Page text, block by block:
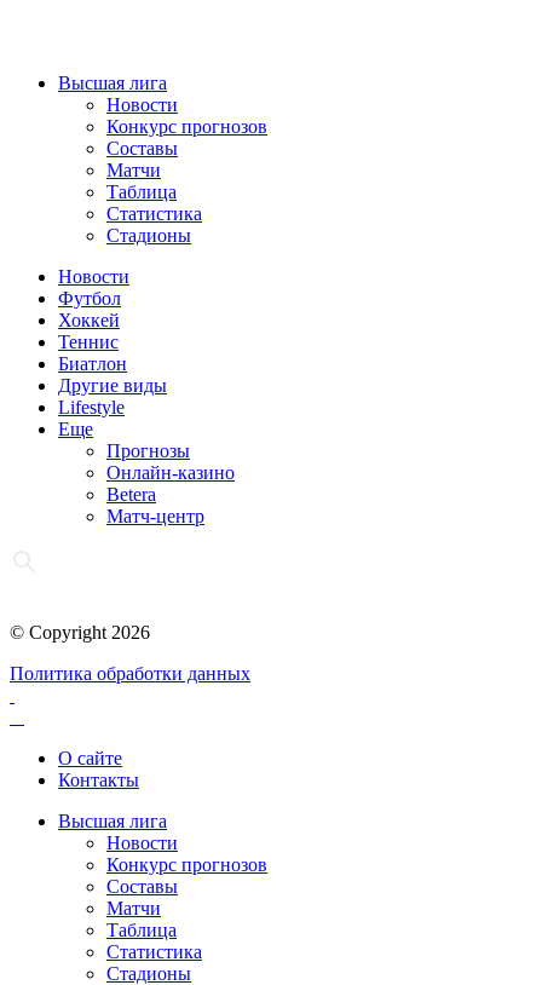
Высшая лига
Новости
Конкурс прогнозов
Составы
Матчи
Таблица
Статистика
Стадионы
Новости
Футбол
Хоккей
Теннис
Биатлон
Другие виды
Lifestyle
Еще
Прогнозы
Онлайн-казино
Betera
Матч-центр
© Copyright 2026
Политика обработки данных
О сайте
Контакты
Высшая лига
Новости
Конкурс прогнозов
Составы
Матчи
Таблица
Статистика
Стадионы